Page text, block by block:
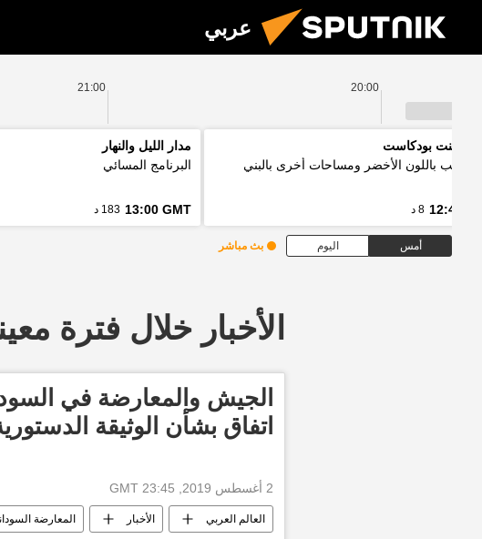
عربي
20:00
21:00
بوينت بودكاست
الألب باللون الأخضر ومساحات أخرى بالبني
12:48 8 د
مدار الليل والنهار
البرنامج المسائي
13:00 GMT 183 د
أمس اليوم بث مباشر
الأخبار خلال فترة معينة
الجيش والمعارضة في
اتفاق بشأن الوثيقة
2 أغسطس 2019, 23:45 GMT
العالم العربي الأخبار المعارضة